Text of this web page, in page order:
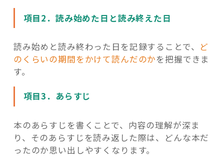
項目2．読み始めた日と読み終えた日
読み始めと読み終わった日を記録することで、 ど
のくらいの期間をかけて読んだのかを把握できま
す。
項目3．あらすじ
本のあらすじを書くことで、内容の理解が深ま
り、そのあらすじを読み返した際は、どんな本だ
ったのか思い出しやすくなります。